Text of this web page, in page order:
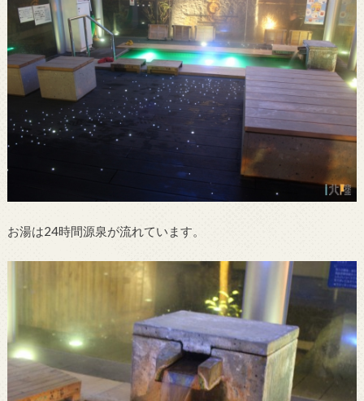
お湯は24時間源泉が流れています。